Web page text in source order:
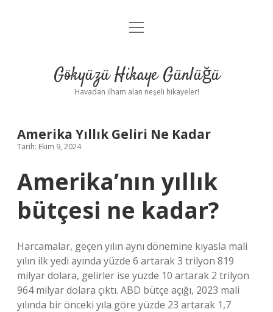
Anasayfa
Yasal Uyarı
menüyü
Gökyüzü Hikaye Günlüğü
Havadan ilham alan neşeli hikayeler!
Amerika Yıllık Geliri Ne Kadar
Tarih: Ekim 9, 2024
Amerika’nın yıllık
bütçesi ne kadar?
Harcamalar, geçen yılın aynı dönemine kıyasla mali
yılın ilk yedi ayında yüzde 6 artarak 3 trilyon 819
milyar dolara, gelirler ise yüzde 10 artarak 2 trilyon
964 milyar dolara çıktı. ABD bütçe açığı, 2023 mali
yılında bir önceki yıla göre yüzde 23 artarak 1,7